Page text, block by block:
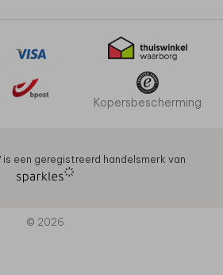
Kopersbescherming
is een geregistreerd handelsmerk van
© 2026